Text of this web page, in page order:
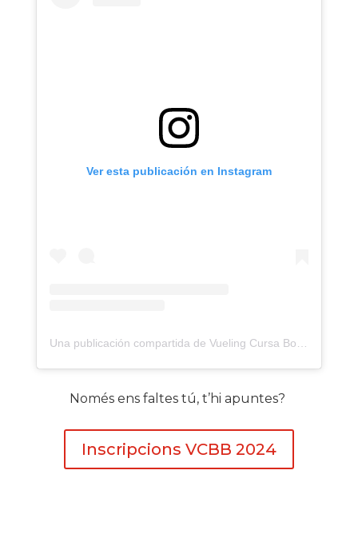
Ver esta publicación en Instagram
Només ens faltes tú, t’hi apuntes?
Inscripcions VCBB 2024